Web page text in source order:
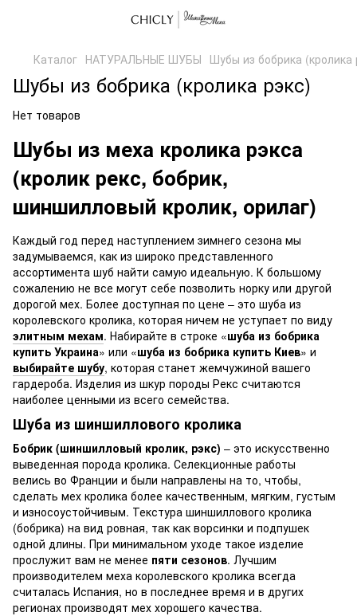
Каталог НАТУРАЛЬНЫЕ ШУБЫ Шубы из бобрика (кролика
Шубы из бобрика (кролика рэкс)
Нет товаров
Шубы из меха кролика рэкса
(кролик рекс, бобрик,
шиншилловый кролик, орилаг)
Каждый год перед наступлением зимнего сезона мы
задумываемся, как из широко представленного
ассортимента шуб найти самую идеальную. К большому
сожалению не все могут себе позволить норку или другой
дорогой мех. Более доступная по цене – это шуба из
королевского кролика, которая ничем не уступает по виду
элитным мехам. Набирайте в строке «шуба из бобрика
купить Украина» или «шуба из бобрика купить Киев» и
выбирайте шубу, которая станет жемчужиной вашего
гардероба. Изделия из шкур породы Рекс считаются
наиболее ценными из всего семейства.
Шуба из шиншиллового кролика
Бобрик (шиншилловый кролик, рэкс) – это искусственно
выведенная порода кролика. Селекционные работы
велись во Франции и были направлены на то, чтобы,
сделать мех кролика более качественным, мягким, густым
и износоустойчивым. Текстура шиншиллового кролика
(бобрика) на вид ровная, так как ворсинки и подпушек
одной длины. При минимальном уходе такое изделие
прослужит вам не менее пяти сезонов. Лучшим
производителем меха королевского кролика всегда
считалась Испания, но в последнее время и в других
регионах производят мех хорошего качества.